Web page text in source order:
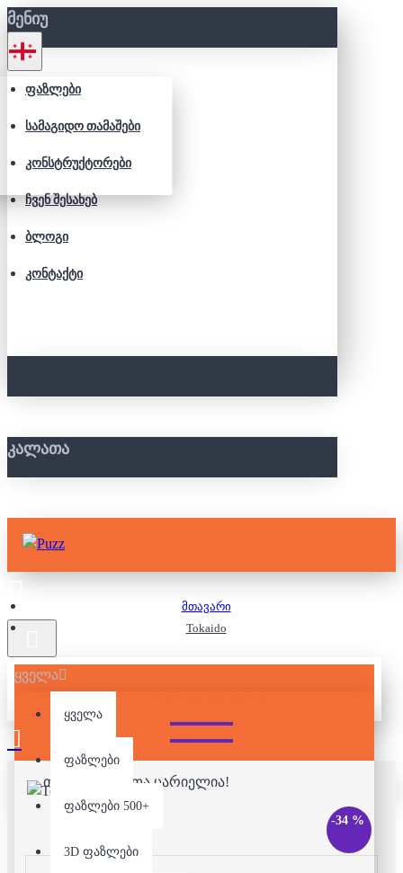
ᲛᲔᲜᲘᲣ
ᲤᲐᲖᲚᲔᲑᲘ
ᲡᲐᲛᲐᲒᲘᲓᲝ ᲗᲐᲛᲐᲨᲔᲑᲘ
ᲙᲝᲜᲡᲢᲠᲣᲥᲢᲝᲠᲔᲑᲘ
ᲩᲕᲔᲜ ᲨᲔᲡᲐᲮᲔᲑ
ᲑᲚᲝᲒᲘ
ᲙᲝᲜᲢᲐᲥᲢᲘ
ᲙᲐᲚᲐᲗᲐ
ყველა
ყველა
ფაზლები
ფაზლები 500+
3D ფაზლები
თქვენი კალათა ცარიელია!
მთავარი
Tokaido
-34 %